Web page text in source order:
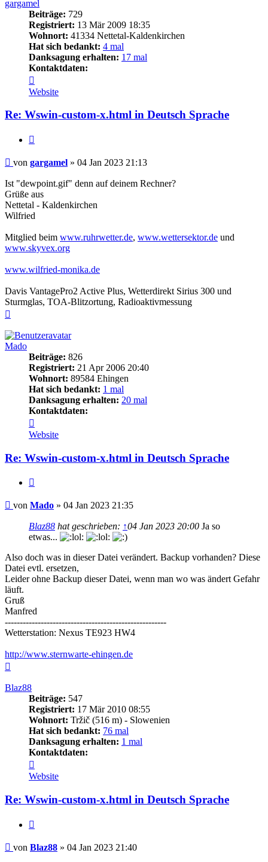
gargamel
Beiträge: 729
Registriert: 13 Mär 2009 18:35
Wohnort: 41334 Nettetal-Kaldenkirchen
Hat sich bedankt: 4 mal
Danksagung erhalten: 17 mal
Kontaktdaten:
von
gargamel
Website
Re: Wswin-custom-x.html in Deutsch Sprache
Beitrag
von gargamel » 04 Jan 2023 21:13
Ist "dewpoint.gif" denn auf deinem Rechner?
Grüße aus
Nettetal - Kaldenkirchen
Wilfried
Mitglied beim www.ruhrwetter.de, www.wettersektor.de und
www.skyvex.org
www.wilfried-monika.de
Davis VantagePro2 Active Plus, Wetterdirekt Sirius 300 und
Sturmglas, TOA-Blitzortung, Radioaktivmessung
Mado
Beiträge: 826
Registriert: 21 Apr 2006 20:40
Wohnort: 89584 Ehingen
Hat sich bedankt: 1 mal
Danksagung erhalten: 20 mal
Kontaktdaten:
von
Mado
Website
Re: Wswin-custom-x.html in Deutsch Sprache
Beitrag
von Mado » 04 Jan 2023 21:35
Blaz88 hat geschrieben: ↑04 Jan 2023 20:00 Ja so
etwas...
Also doch was in dieser Datei verändert. Backup vorhanden? Diese
Datei evtl. ersetzen,
Leider ohne Backup dieser Datei, wenn man wo was ändert Gefahr
läuft.
Gruß
Manfred
------------------------------------------------------
Wetterstation: Nexus TE923 HW4
http://www.sternwarte-ehingen.de
Blaz88
Beiträge: 547
Registriert: 17 Mär 2010 08:55
Wohnort: Tržič (516 m) - Slowenien
Hat sich bedankt: 76 mal
Danksagung erhalten: 1 mal
Kontaktdaten:
von
Blaz88
Website
Re: Wswin-custom-x.html in Deutsch Sprache
Beitrag
von Blaz88 » 04 Jan 2023 21:40